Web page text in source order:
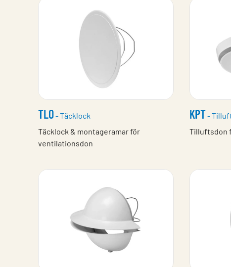
TLO- Täcklock
Täcklock & montageramar för
ventilationsdon
KPT-
Tilluftsdon